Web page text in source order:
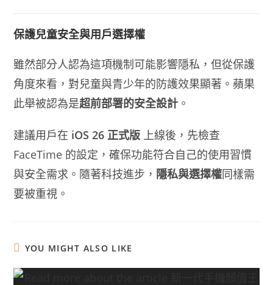
保護兒童安全與用戶選擇權
雖然部分人認為這項機制可能影響隱私，但從保護
角度來看，對兒童與青少年的防護效果顯著。蘋果
此舉被認為是超前部署的安全設計 。
建議用戶在 iOS 26 正式版 上線後，先檢查
FaceTime 的設定，確保功能符合自己的使用習慣
與安全需求。隨著科技進步， 隱私與選擇權同樣需
要被重視。
YOU MIGHT ALSO LIKE